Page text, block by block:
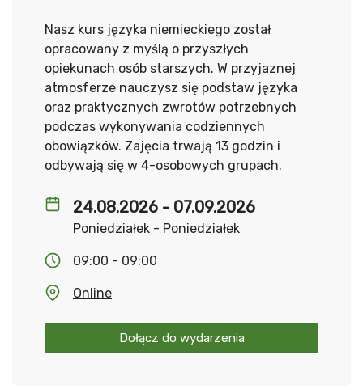
24.08.2026 - 07.09.2026
Poniedziałek - Poniedziałek
09:00 - 09:00
Online
Dołącz do wydarzenia
Nasz kurs języka niemieckiego został
opracowany z myślą o przyszłych
opiekunach osób starszych. W przyjaznej
atmosferze nauczysz się podstaw języka
oraz praktycznych zwrotów potrzebnych
podczas wykonywania codziennych
obowiązków. Zajęcia trwają 13 godzin i
odbywają się w 4-osobowych grupach.